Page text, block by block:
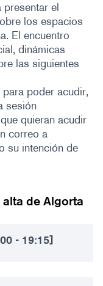
presentar el
los espacios
El encuentro
dinámicas
las siguientes
poder acudir,
sesión
quieran acudir
correo a
su intención de
de Algorta
- 19:15]